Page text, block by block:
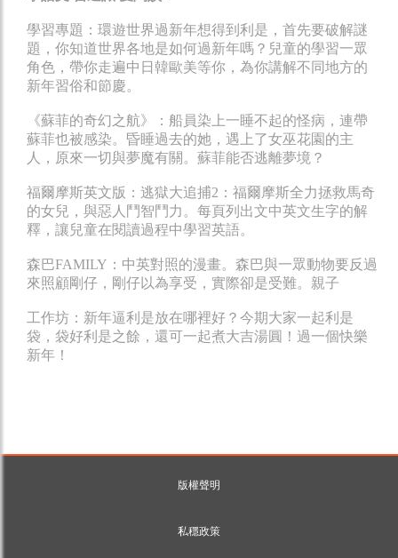
學習專題：環遊世界過新年想得到利是，首先要破解謎
題，你知道世界各地是如何過新年嗎？兒童的學習一眾
角色，帶你走遍中日韓歐美等你，為你講解不同地方的
新年習俗和節慶。
《蘇菲的奇幻之航》：船員染上一睡不起的怪病，連帶
蘇菲也被感染。昏睡過去的她，遇上了女巫花園的主
人，原來一切與夢魔有關。蘇菲能否逃離夢境？
福爾摩斯英文版：逃獄大追捕2：福爾摩斯全力拯救馬奇
的女兒，與惡人鬥智鬥力。每頁列出文中英文生字的解
釋，讓兒童在閱讀過程中學習英語。
森巴FAMILY：中英對照的漫畫。森巴與一眾動物要反過
來照顧剛仔，剛仔以為享受，實際卻是受難。親子
工作坊：新年逼利是放在哪裡好？今期大家一起利是
袋，袋好利是之餘，還可一起煮大吉湯圓！過一個快樂
新年！
版權聲明
私穩政策